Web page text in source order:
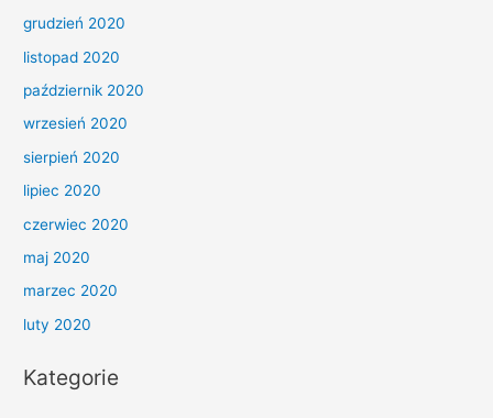
grudzień 2020
listopad 2020
październik 2020
wrzesień 2020
sierpień 2020
lipiec 2020
czerwiec 2020
maj 2020
marzec 2020
luty 2020
Kategorie